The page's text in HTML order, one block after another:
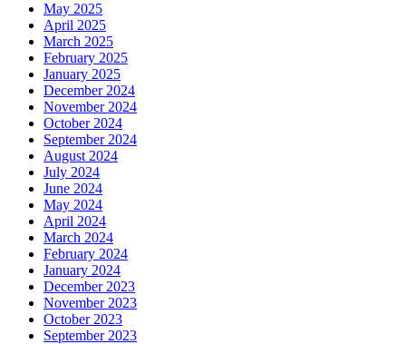
May 2025
April 2025
March 2025
February 2025
January 2025
December 2024
November 2024
October 2024
September 2024
August 2024
July 2024
June 2024
May 2024
April 2024
March 2024
February 2024
January 2024
December 2023
November 2023
October 2023
September 2023